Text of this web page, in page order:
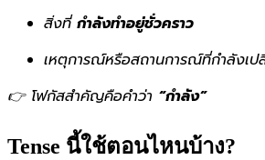
สิ่งที่ กำลังทำอยู่ชั่วคราว
เหตุการณ์หรือสถานการณ์ที่กำลังเป
👉 โฟกัสสำคัญคือคำว่า “กำลัง”
Tense นี้ใช้ตอนไหนบ้าง?